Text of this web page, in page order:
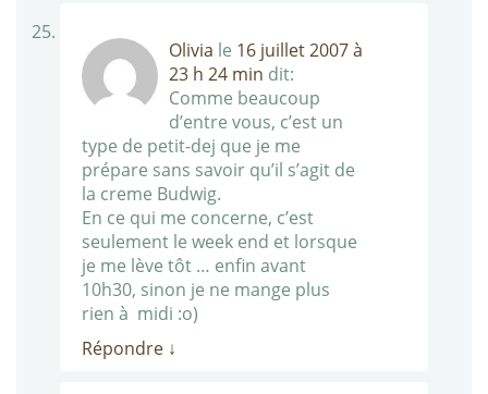
Olivia le 16 juillet 2007 à
23 h 24 min dit:
Comme beaucoup
d’entre vous, c’est un
type de petit-dej que je me
prépare sans savoir qu’il s’agit de
la creme Budwig.
En ce qui me concerne, c’est
seulement le week end et lorsque
je me lève tôt … enfin avant
10h30, sinon je ne mange plus
rien à midi :o)
Répondre ↓